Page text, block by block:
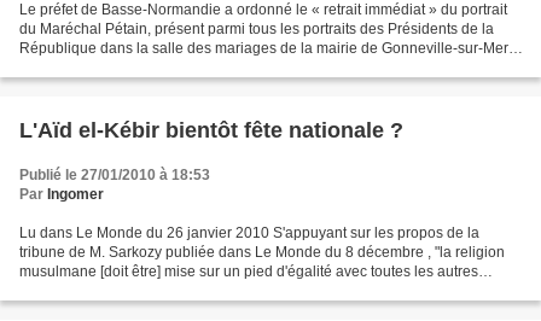
Le préfet de Basse-Normandie a ordonné le « retrait immédiat » du portrait
du Maréchal Pétain, présent parmi tous les portraits des Présidents de la
République dans la salle des mariages de la mairie de Gonneville-sur-Mer.
L'Aïd el-Kébir bientôt fête nationale ?
Publié le 27/01/2010 à 18:53
Par Ingomer
Lu dans Le Monde du 26 janvier 2010 S'appuyant sur les propos de la
tribune de M. Sarkozy publiée dans Le Monde du 8 décembre , "la religion
musulmane [doit être] mise sur un pied d'égalité avec toutes les autres